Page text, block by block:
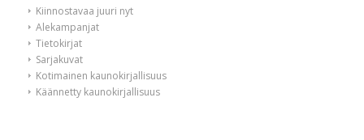
Kiinnostavaa juuri nyt
Alekampanjat
Tietokirjat
Sarjakuvat
Kotimainen kaunokirjallisuus
Käännetty kaunokirjallisuus